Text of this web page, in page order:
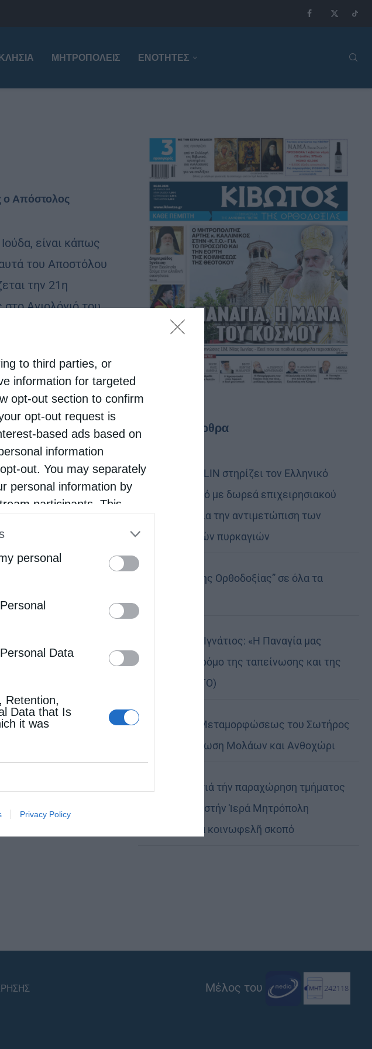
to third parties, or
information for targeted
opt-out section to confirm
opt-out request is
based ads based on
information
out. You may separately
personal information by
participants. This
may further disclose it to
personal
Data
Retention,
Data that Is
it was
Privacy Policy
ΜΗΤΡΟΠΌΛΕΙΣ ΕΝΟΤΗΤΕΣ
ο Απόστολος
είναι κάπως
του Αποστόλου
την 21η
Αγιολόγιό του
Τελευταία άρθρα
Η LEROY MERLIN στηρίζει τον Ελληνικό
Ερυθρό Σταυρό με δωρεά επιχειρησιακού
εξοπλισμού για την αντιμετώπιση των
καταστροφικών πυρκαγιών
Η “Κιβωτός της Ορθοδοξίας” σε όλα τα
Δημητριάδος Ιγνάτιος: «Η Παναγία μας
δείχνει τον δρόμο της ταπείνωσης και της
σιωπής» (ΦΩΤΟ)
Η εορτή της Μεταμορφώσεως του Σωτήρος
σε Μεταμόρφωση Μολάων και Ανθοχώρι
Εὐχαριστίες γιά τήν παραχώρηση τμήματος
στρατοπέδου στήν Ἱερά Μητρόπολη
Καστορίας γιά κοινωφελῆ σκοπό
Μέλος του